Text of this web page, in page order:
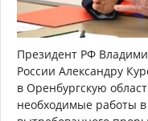
Президент РФ
России Александру
в Оренбургскую
необходимые работы